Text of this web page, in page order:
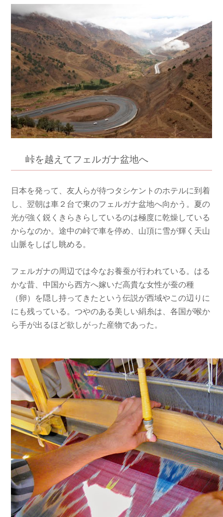
峠を越えてフェルガナ盆地へ
日本を発って、友人らが待つタシケントのホテルに到着
し、翌朝は車２台で東のフェルガナ盆地へ向かう。夏の
光が強く鋭くきらきらしているのは極度に乾燥している
からなのか。途中の峠で車を停め、山頂に雪が輝く天山
山脈をしばし眺める。
フェルガナの周辺では今なお養蚕が行われている。はる
かな昔、中国から西方へ嫁いだ高貴な女性が蚕の種
（卵）を隠し持ってきたという伝説が西域やこの辺りに
にも残っている。つやのある美しい絹糸は、各国が喉か
ら手が出るほど欲しがった産物であった。